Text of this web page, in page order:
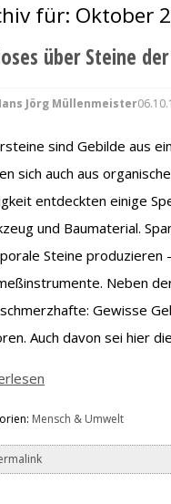
für: Oktober
über Steine
Jörg Müllenmeister
sind Gebilde aus
sich auch aus
entdeckten einige
und Baumaterial.
Steine produzieren
Neben
Gewisse
Auch davon sei hier
Mensch & Umwelt